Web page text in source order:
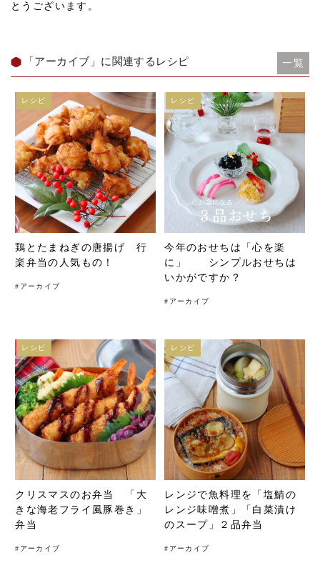
とうございます。
「アーカイブ」に関連するレシピ 一覧
鶏とたまねぎの唐揚げ 行
楽弁当の人気もの！
# アーカイブ
レシピ
今年のおせちは「心を楽
に」 シンプルおせちは
いかがですか？
# アーカイブ
レシピ
クリスマスのお弁当 「大
きな海老フライ風豚巻き」
弁当
# アーカイブ
レシピ
レンジで魚料理を「塩鯖の
レンジ味噌煮」「白菜漬け
のスープ」２品弁当
# アーカイブ
レシピ